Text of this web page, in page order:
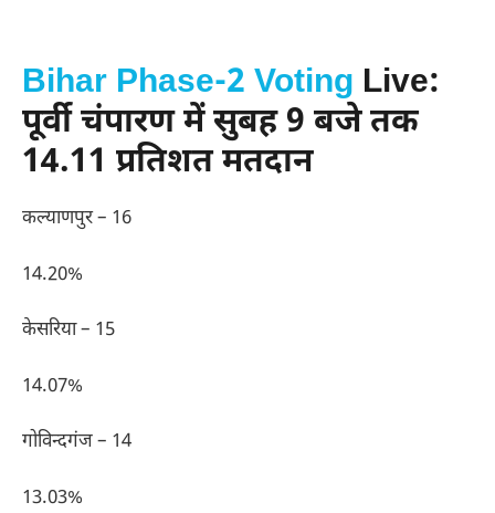
Bihar Phase-2 Voting Live:
पूर्वी चंपारण में सुबह 9 बजे तक
14.11 प्रतिशत मतदान
कल्याणपुर – 16
14.20%
केसरिया – 15
14.07%
गोविन्दगंज – 14
13.03%